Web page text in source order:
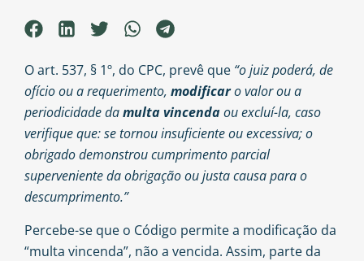
O art. 537, § 1º, do CPC, prevê que “o juiz poderá, de
ofício ou a requerimento, modificaro valor ou a
periodicidade damulta vincendaou excluí-la, caso
verifique que: se tornou insuficiente ou excessiva; o
obrigado demonstrou cumprimento parcial
superveniente da obrigação ou justa causa para o
descumprimento.”
Percebe-se que o Código permite a modificação da
“multa vincenda”, não a vencida. Assim, parte da